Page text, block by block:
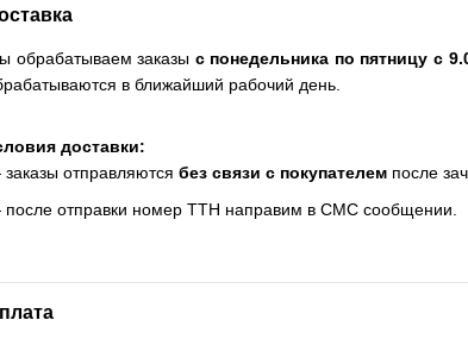
обрабатываем заказы с понедельника по пятницу с
в ближайший рабочий день.
доставки:
отправляютсябез связи с покупателем после
отправки номер ТТН направим в СМС сообщении.